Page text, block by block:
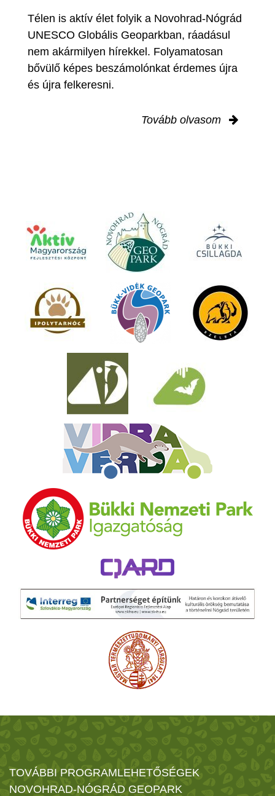
Télen is aktív élet folyik a Novohrad-Nógrád
UNESCO Globális Geoparkban, ráadásul
nem akármilyen hírekkel. Folyamatosan
bővülő képes beszámolónkat érdemes újra
és újra felkeresni.
Tovább olvasom
TOVÁBBI PROGRAMLEHETŐSÉGEK
NOVOHRAD-NÓGRÁD GEOPARK